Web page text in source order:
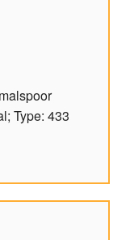
Type: 433